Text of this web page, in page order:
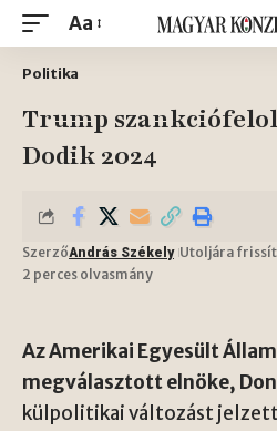
Aa
Politika
Trump
Dodik 2024
SzerzőAndrás Székely Utoljára
2 perces olvasmány
Az Amerikai Egyesült
megválasztott elnöke,
külpolitikai változást